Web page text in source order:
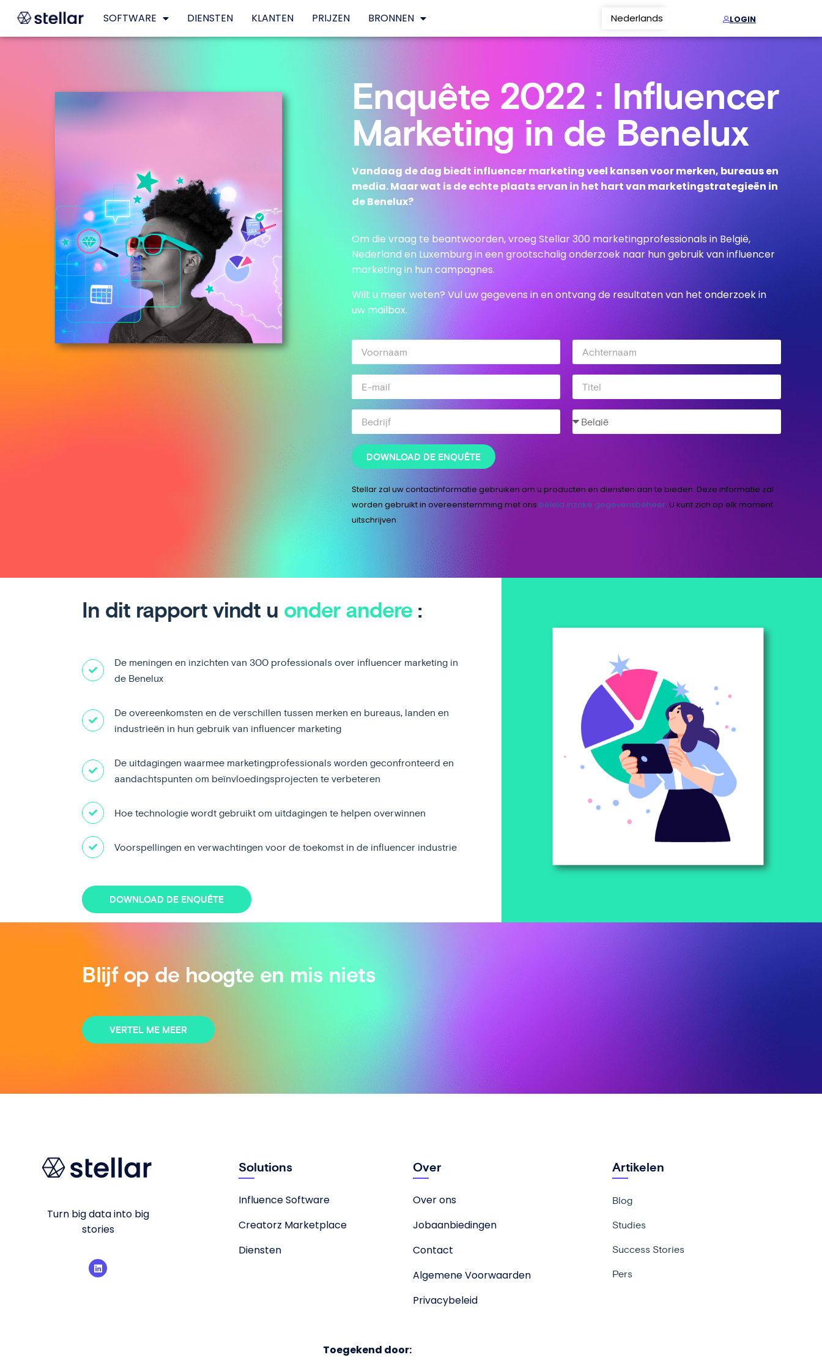
SOFTWARE DIENSTEN KLANTEN PRIJZEN BRONNEN Nederlands
Français
LOGIN
Enquête 2022 : Influencer
Marketing in de Benelux
Vandaag de dag biedt influencer marketing veel kansen voor merken, bureaus en
media. Maar wat is de echte plaats ervan in het hart van marketingstrategieën in
de Benelux?
Om die vraag te beantwoorden, vroeg Stellar 300 marketingprofessionals in België,
Nederland en Luxemburg in een grootschalig onderzoek naar hun gebruik van influencer
marketing in hun campagnes.
Wilt u meer weten? Vul uw gegevens in en ontvang de resultaten van het onderzoek in
uw mailbox.
DOWNLOAD DE ENQUÊTE
Stellar zal uw contactinformatie gebruiken om u producten en diensten aan te bieden. Deze informatie zal
worden gebruikt in overeenstemming met ons beleid inzake gegevensbeheer. U kunt zich op elk moment
uitschrijven.
In dit rapport vindt u onder andere :
De meningen en inzichten van 300 professionals over influencer marketing in
de Benelux
De overeenkomsten en de verschillen tussen merken en bureaus, landen en
industrieën in hun gebruik van influencer marketing
De uitdagingen waarmee marketingprofessionals worden geconfronteerd en
aandachtspunten om beïnvloedingsprojecten te verbeteren
Hoe technologie wordt gebruikt om uitdagingen te helpen overwinnen
Voorspellingen en verwachtingen voor de toekomst in de influencer industrie
DOWNLOAD DE ENQUÊTE
Blijf op de hoogte en mis niets
VERTEL ME MEER
Turn big data into big
stories
Solutions
Influence Software
Creatorz Marketplace
Diensten
Over
Over ons
Jobaanbiedingen
Contact
Algemene Voorwaarden
Privacybeleid
Artikelen
Blog
Studies
Success Stories
Pers
Toegekend door: